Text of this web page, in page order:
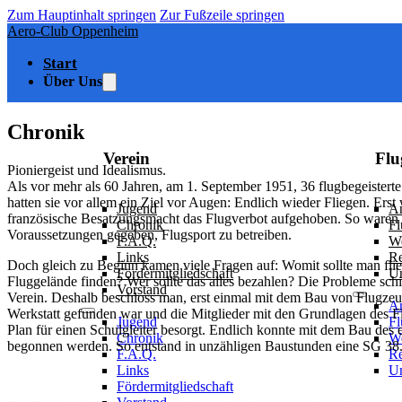
Zum Hauptinhalt springen Zur Fußzeile springen
Aero-Club Oppenheim
Start
Über Uns
Verein
Jugend
Chronik
F.A.Q.
Links
Fördermitgliedschaft
Vorstand
Jugend
Chronik
F.A.Q.
Links
Fördermitgliedschaft
Chronik
Pioniergeist und Idealismus.
Als vor mehr als 60 Jahren, am 1. September 1951, 36
hatten sie vor allem ein Ziel vor Augen: Endlich wieder Fliegen. Erst
französische Besatzungsmacht das Flugverbot aufgehoben. So
Voraussetzungen gegeben, Flugsport zu betreiben.
Doch gleich zu Beginn kamen viele Fragen auf: Womit sollte man
Fluggelände finden? Wer sollte das alles bezahlen? Die Probleme
Verein. Deshalb beschloss man, erst einmal mit dem Bau von
Werkstatt gefunden war und die Mitglieder mit den Grundlagen des
Plan für einen Schulgleiter besorgt. Endlich konnte mit dem Bau des
begonnen werden. So entstand in unzähligen Baustunden eine SG 38.